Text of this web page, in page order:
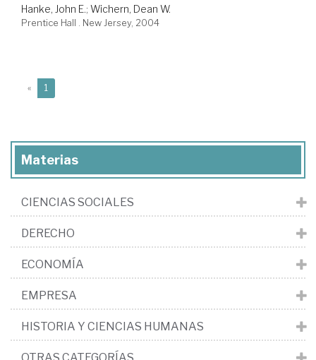
Hanke, John E.; Wichern, Dean W.
Prentice Hall . New Jersey, 2004
« 1
Materias
CIENCIAS SOCIALES
DERECHO
ECONOMÍA
EMPRESA
HISTORIA Y CIENCIAS HUMANAS